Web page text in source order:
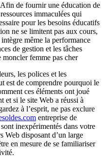
de fournir une éducation de
immaculées qui
pour les besoins éducatifs
ne se limitent pas aux cours,
même la performance
de gestion et les tâches
femme pas cher
les polices et les
est de comprendre pourquoi le
ces éléments ont joué
et si le site Web a réussi à
à l’esprit, ne pas exclure
entreprise de
inexpérimentés dans votre
Web disposant d’un large
en mesure de se familiariser